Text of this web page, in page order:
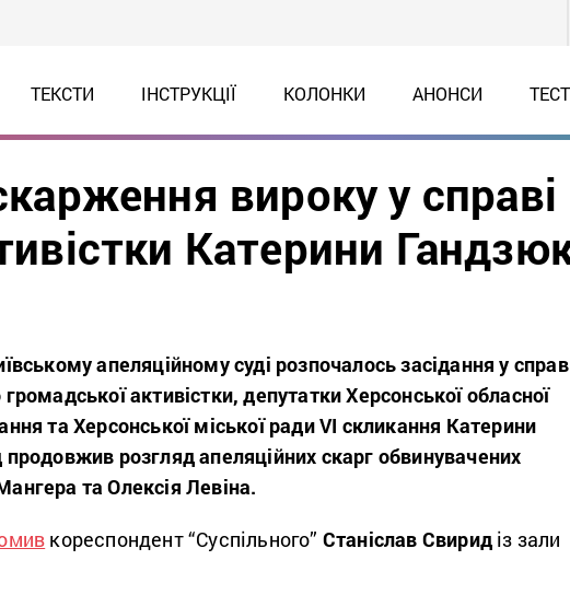
ТЕКСТИ ІНСТРУКЦІЇ КОЛОНКИ АНОНСИ
вироку у справі
Катерини
апеляційному суді розпочалось засідання у
активістки, депутатки Херсонської обласної
та Херсонської міської ради VI скликання Катерини
розгляд апеляційних скарг обвинувачених
та Олексія Левіна.
кореспондент “Суспільного” Станіслав Свирид із зали